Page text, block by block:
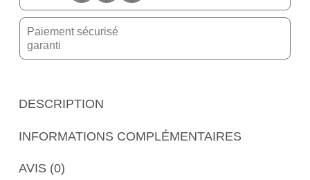
Paiement sécurisé
garanti
DESCRIPTION
INFORMATIONS COMPLÉMENTAIRES
AVIS (0)